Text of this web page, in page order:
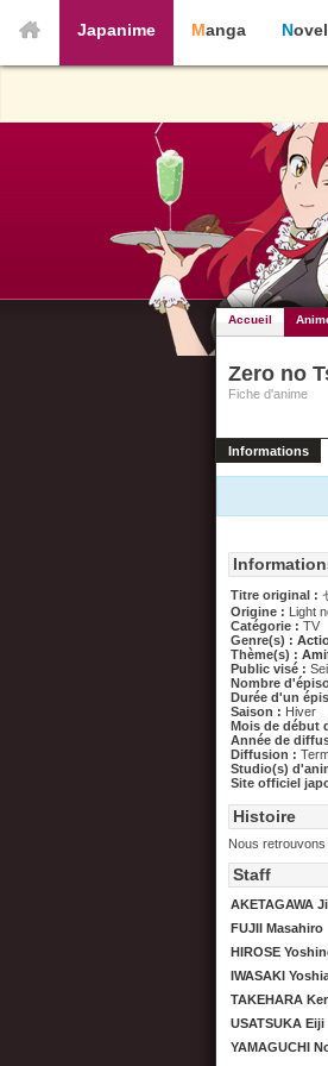
Japanime Manga Novel
Accueil
Zero no
Fiche d'anime
Informations
Titre original :
Origine : Light
Catégorie : TV
Genre(s) :
Thème(s) :
Public visé :
Nombre
Durée d'un
Saison : Hiver
Mois de début
Année de
Diffusion :
Studio(s)
Site officiel
Histoire
Nous
Staff
AKETAGAWA
FUJII Masahiro
HIROSE
IWASAKI
TAKEHARA
USATSUKA Eiji
YAMAGUCHI